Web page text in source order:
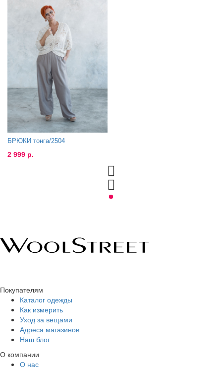
БРЮКИ тонга/2504
2 999 р.
Покупателям
Каталог одежды
Как измерить
Уход за вещами
Адреса магазинов
Наш блог
О компании
О нас